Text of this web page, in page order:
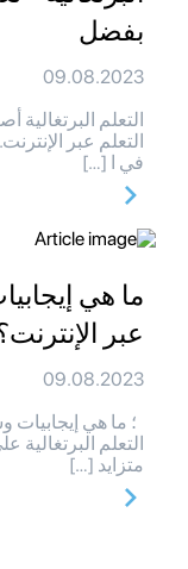
بفضل
09.08.2023
التعلم
التعلم عبر
في ا […]
ما هي
عبر
09.08.2023
؛ ما هي إيجابيات
التعلم
متزايد […]